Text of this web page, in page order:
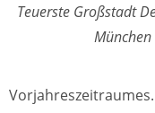
Teuerste Großstadt
München